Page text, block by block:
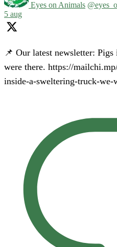
Eyes on Animals
5 aug
📌 Our latest newsletter:
were there. https://
inside-a-sweltering-truck-we-